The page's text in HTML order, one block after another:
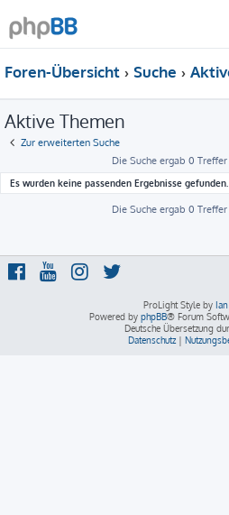
Foren-Übersicht Suche
Aktive Themen
Zur erweiterten Suche
Die Suche ergab 0
Es wurden keine passenden Ergebnisse gefunden.
Die Suche ergab 0
ProLight Style by
Powered by phpBB® Forum
Deutsche Übersetzung
Datenschutz |